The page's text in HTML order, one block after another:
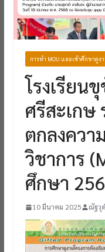
การทำ MOU และเข้าศึกษาดูง
โรงเรียน
ศรีสะเก
ตกลงควา
วิชาการ
ศึกษา
10 มีนาคม 2025 ณัฐวุ